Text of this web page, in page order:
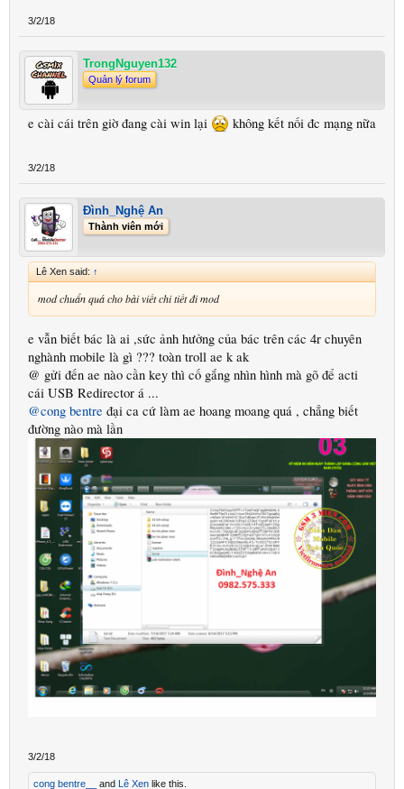
3/2/18
TrongNguyen132
Quản lý forum
e cài cái trên giờ đang cài win lại không kết nối đc mạng nữa
3/2/18
Đình_Nghệ An
Thành viên mới
Lê Xen said: ↑
mod chuẩn quá cho bài viết chi tiết đi mod
e vẫn biết bác là ai ,sức ảnh hưởng của bác trên các 4r chuyên
nghành mobile là gì ??? toàn troll ae k ak
@ gửi đến ae nào cần key thì cố gắng nhìn hình mà gõ để acti
cái USB Redirector á ...
@cong bentre đại ca cứ làm ae hoang moang quá , chẳng biết
đường nào mà lần
3/2/18
cong bentre__ and Lê Xen like this.